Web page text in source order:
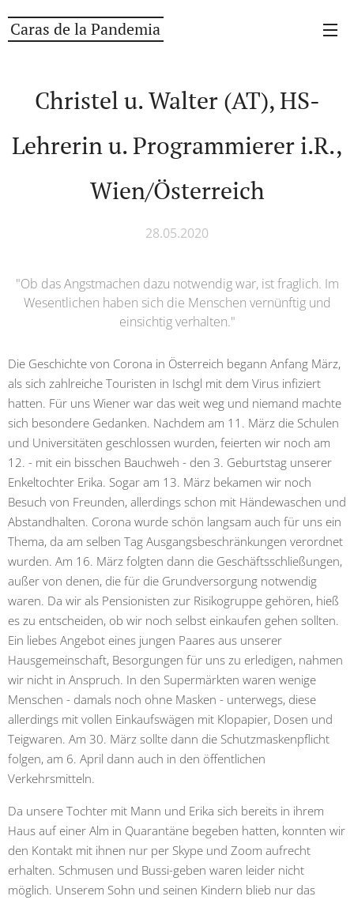
Caras de la Pandemia
Christel u. Walter (AT), HS-
Lehrerin u. Programmierer i.R.,
Wien/Österreich
28.05.2020
"Ob das Angstmachen dazu notwendig war, ist fraglich. Im
Wesentlichen haben sich die Menschen vernünftig und
einsichtig verhalten."
Die Geschichte von Corona in Österreich begann Anfang März,
als sich zahlreicheTouristen in Ischgl mit dem Virus infiziert
hatten. Für uns Wiener war das weit weg und niemand machte
sich besondere Gedanken. Nachdem am 11. März die Schulen
und Universitäten geschlossen wurden, feierten wir noch am
12. - mit ein bisschen Bauchweh - den 3. Geburtstag unserer
Enkeltochter Erika. Sogar am 13. März bekamen wir noch
Besuch von Freunden, allerdings schon mit Händewaschen und
Abstandhalten. Corona wurde schön langsam auch für uns ein
Thema, da am selben Tag Ausgangsbeschränkungen verordnet
wurden. Am 16. März folgten dann die Geschäftsschließungen,
außer von denen, die für die Grundversorgung notwendig
waren. Da wir als Pensionisten zur Risikogruppe gehören, hieß
es zu entscheiden, ob wir noch selbst einkaufen gehen sollten.
Ein liebes Angebot eines jungen Paares aus unserer
Hausgemeinschaft, Besorgungen für uns zu erledigen, nahmen
wir nicht in Anspruch. In den Supermärkten waren wenige
Menschen - damals noch ohne Masken - unterwegs, diese
allerdings mit vollen Einkaufswägen mit Klopapier, Dosen und
Teigwaren. Am 30. März sollte dann die Schutzmaskenpflicht
folgen, am 6. April dann auch in den öffentlichen
Verkehrsmitteln.
Da unsere Tochter mit Mann und Erika sich bereits in ihrem
Haus auf einer Alm in Quarantäne begeben hatten, konnten wir
den Kontakt mit ihnen nur per Skype und Zoom aufrecht
erhalten. Schmusen und Bussi-geben waren leider nicht
möglich. Unserem Sohn und seinen Kindern blieb nur das